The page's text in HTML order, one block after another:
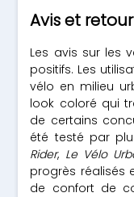
Avis et
Les avis sur les
positifs. Les
vélo en milieu
look coloré qui
de certains
été testé par
Rider, Le Vélo
progrès réalisés
de confort de